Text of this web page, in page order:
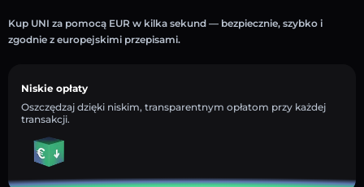
Kup UNI za pomocą EUR w kilka sekund — bezpiecznie, szybko i
zgodnie z europejskimi przepisami.
Niskie opłaty
Oszczędzaj dzięki niskim, transparentnym opłatom przy każdej
transakcji.